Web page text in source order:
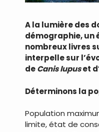
A la lumière des
démographie, un
nombreux livres
interpelle sur
deCanis lupuset
Déterminons la
Population
limite, état de